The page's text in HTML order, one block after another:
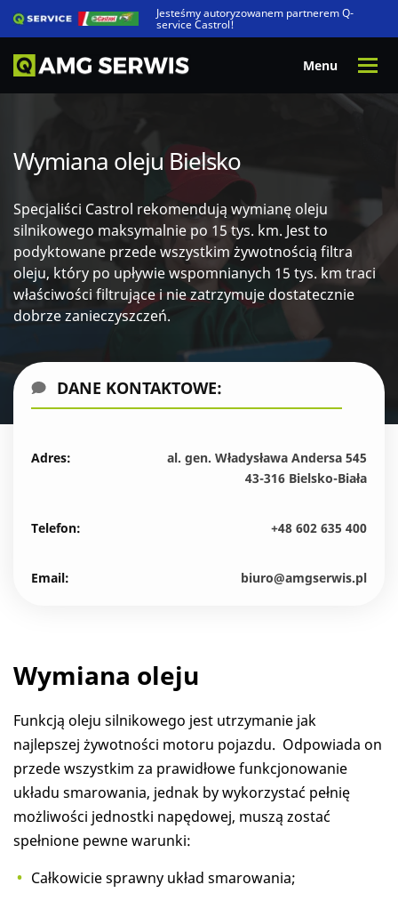
Jesteśmy autoryzowanem partnerem Q-
service Castrol!
Wymiana oleju Bielsko
Specjaliści Castrol rekomendują wymianę oleju
silnikowego maksymalnie po 15 tys. km. Jest to
podyktowane przede wszystkim żywotnością filtra
oleju, który po upływie wspomnianych 15 tys. km traci
właściwości filtrujące i nie zatrzymuje dostatecznie
dobrze zanieczyszczeń.
DANE KONTAKTOWE:
Adres:
al. gen. Władysława Andersa 545
43-316 Bielsko-Biała
Telefon: +48 602 635 400
Email: biuro@amgserwis.pl
Wymiana oleju
Funkcją oleju silnikowego jest utrzymanie jak
najlepszej żywotności motoru pojazdu. Odpowiada on
przede wszystkim za prawidłowe funkcjonowanie
układu smarowania, jednak by wykorzystać pełnię
możliwości jednostki napędowej, muszą zostać
spełnione pewne warunki:
Całkowicie sprawny układ smarowania;